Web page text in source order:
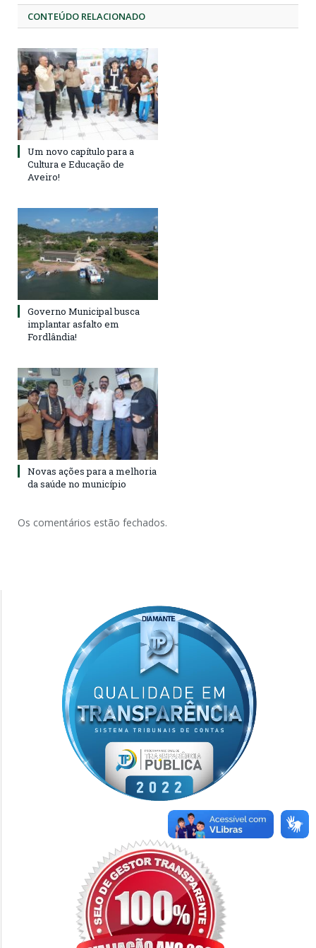
CONTEÚDO RELACIONADO
Um novo capítulo para a
Cultura e Educação de
Aveiro!
Governo Municipal busca
implantar asfalto em
Fordlândia!
Novas ações para a melhoria
da saúde no município
Os comentários estão fechados.